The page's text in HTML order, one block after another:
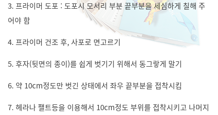
3. 프라이머 도포 : 도포시 모서리 부분 끝부분을 세심하게 칠해 주
어야 함
4. 프라이머 건조 후, 사포로 면고르기
5. 후자(뒷면의 종이)를 쉽게 벗기기 위해서 동그랗게 말기
6. 약 10cm정도만 벗긴 상태에서 좌우 끝부분을 접착시킴
7. 헤라나 팰트등을 이용해서 10cm정도 부위를 접착시키고 나머지